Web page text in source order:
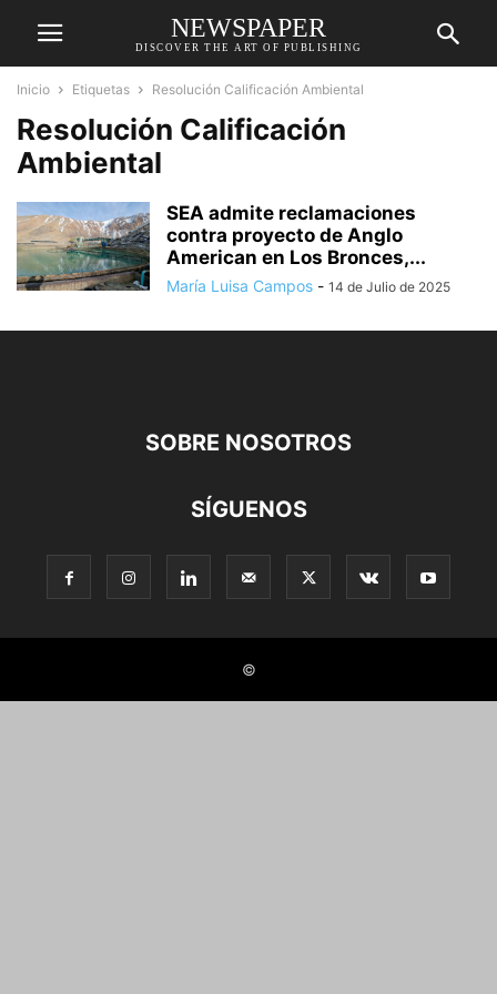
NEWSPAPER
DISCOVER THE ART OF PUBLISHING
Inicio Etiquetas Resolución Calificación Ambiental
Resolución Calificación
Ambiental
SEA admite reclamaciones
contra proyecto de Anglo
American en Los Bronces,...
María Luisa Campos - 14 de Julio de 2025
SOBRE NOSOTROS
SÍGUENOS
©